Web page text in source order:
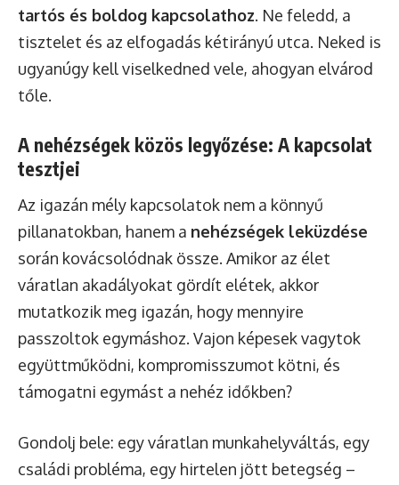
tartós és boldog kapcsolathoz. Ne feledd, a
tisztelet és az elfogadás kétirányú utca. Neked is
ugyanúgy kell viselkedned vele, ahogyan elvárod
tőle.
A nehézségek közös legyőzése: A kapcsolat
tesztjei
Az igazán mély kapcsolatok nem a könnyű
pillanatokban, hanem a nehézségek leküzdése
során kovácsolódnak össze. Amikor az élet
váratlan akadályokat gördít elétek, akkor
mutatkozik meg igazán, hogy mennyire
passzoltok egymáshoz. Vajon képesek vagytok
együttműködni, kompromisszumot kötni, és
támogatni egymást a nehéz időkben?
Gondolj bele: egy váratlan munkahelyváltás, egy
családi probléma, egy hirtelen jött betegség –